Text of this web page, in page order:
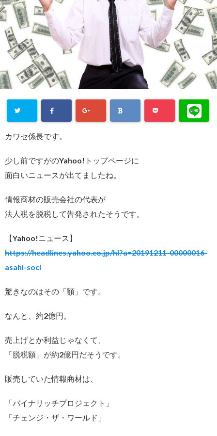
カワセ係長です。
少し前ですがのYahoo!トップページに
面白いニュースが出てましたね。
情報商材の販売会社の代表が
法人税を脱税して告発されたそうです。
【Yahoo!ニュース】
https://headlines.yahoo.co.jp/hl?a=20191211-00000016-
asahi-soci
驚きなのはその「額」です。
なんと、約2億円。
売上げとか利益じゃなくて、
「脱税額」が約2億円だそうです。
販売していた情報商材は、
「バイナリッチプロジェクト」
「チェンジ・ザ・ワールド」